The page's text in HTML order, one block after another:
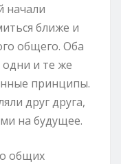
начали
ближе и
общего. Оба
и те же
принципы.
друг друга,
на будущее.
общих